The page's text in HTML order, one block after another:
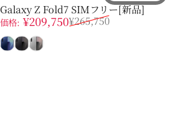
Galaxy Z Fold7 SIMフリー[新品]
販売価格
価格: ¥209,750
通常価格 ¥265,750
ブルー シャドウ
ジェットブラック
シルバー シャドウ